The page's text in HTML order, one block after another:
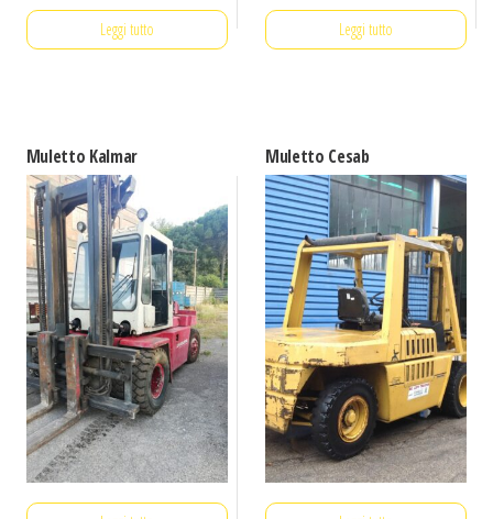
Leggi tutto Leggi tutto
Muletto Kalmar Muletto Cesab